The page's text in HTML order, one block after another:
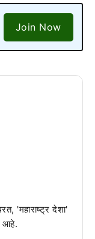
Join Now
'महाराष्ट्र देशा'
आहे.